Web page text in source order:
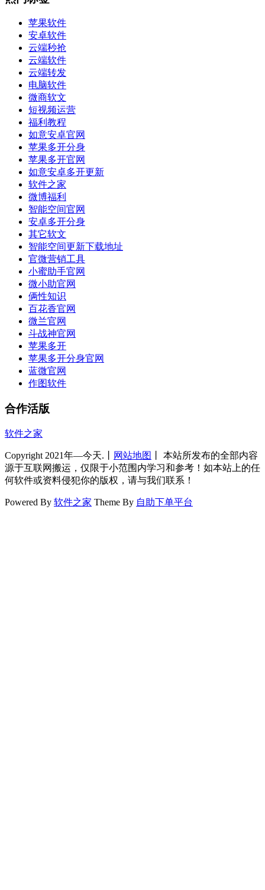
苹果软件
安卓软件
云端秒抢
云端软件
云端转发
电脑软件
微商软文
短视频运营
福利教程
如意安卓官网
苹果多开分身
苹果多开官网
如意安卓多开更新
软件之家
微博福利
智能空间官网
安卓多开分身
其它软文
智能空间更新下载地址
官微营销工具
小蜜助手官网
微小助官网
俩性知识
百花香官网
微兰官网
斗战神官网
苹果多开
苹果多开分身官网
蓝微官网
作图软件
合作活版
软件之家
Copyright 2021年—今天.丨 网站地图
丨 本站所发布的全部内容
源于互联网搬运，仅限于小范围内学习和参考！如本站上的任
何软件或资料侵犯你的版权，请与我们联系！
Powered By 软件之家 Theme By 自助下单平台